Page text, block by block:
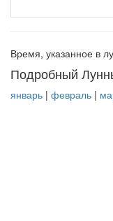
Время, указанное в
Подробный
январь | февраль |